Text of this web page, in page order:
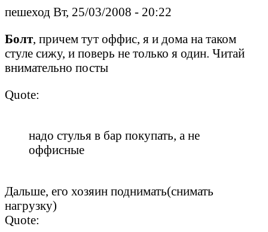
пешеход Вт, 25/03/2008 - 20:22
Болт, причем тут оффис, я и дома на таком
стуле сижу, и поверь не только я один. Читай
внимательно посты
Quote:
надо стулья в бар покупать, а не
оффисные
Дальше, его хозяин поднимать(снимать
нагрузку)
Quote: